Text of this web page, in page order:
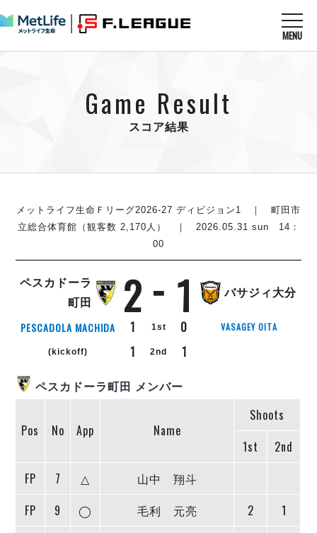
MENU
すべてのニュース
U-23選抜
チケット
メディア情報
試合を観る MATCHES
順位表
戦績表
個人ランキング｜シュート
個人ランキング｜シュート成功率
個人ランキング｜第2PK
メットライフ生命Ｆ２リーグ
戦績表
個人ランキング｜ゴール
個人ランキング｜シュート成功率
バルドラール浦安
フウガドールすみだ
しながわシティ
立川アスレティックFC
ペスカドーラ町田
湘南ベルマーレ
名古屋オーシャンズ
ボルクバレット北九州
メットライフ生命Ｆ２リーグ
チケットを買う TICKET
アリーナ情報
ABOUT US
リーグ概要
リーグ要項
アリーナ観戦マナー&ルール
Ｆリーグカップ 試合記録
リーグ統計データ
Game Result
スコア結果
メットライフ生命Ｆリーグ2026-27 ディビジョン1
｜ 町田市
立総合体育館（観客数 2,170人） ｜ 2026.05.31 sun 14：
00
ペスカドーラ
町田
2 1 バサジィ大分
PESCADOLA MACHIDA 1 1st 0 VASAGEY OITA
(kickoff) 1 2nd
1
ペスカドーラ町田 メンバー
Pos No App Name
Shoots
1st
2nd
FP
7 △
山中 翔斗
FP
9 ◯ 毛利 元亮 2 1